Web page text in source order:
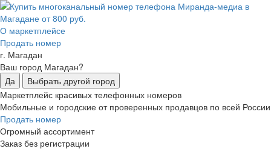
О маркетплейсе
Продать номер
г. Магадан
Ваш город Магадан?
Да
Выбрать другой город
Маркетплейс красивых телефонных номеров
Мобильные и городские от проверенных продавцов по всей России
Продать номер
Огромный ассортимент
Заказ без регистрации